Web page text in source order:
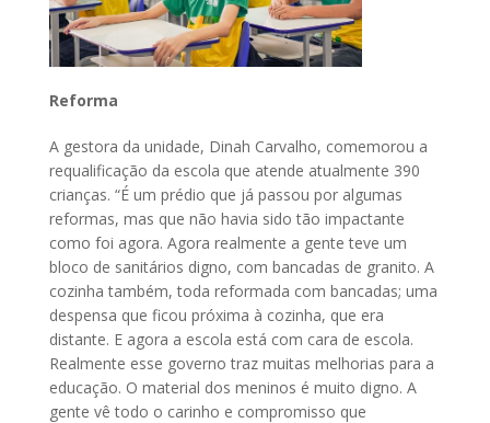
Reforma
A gestora da unidade, Dinah Carvalho, comemorou a
requalificação da escola que atende atualmente 390
crianças. “É um prédio que já passou por algumas
reformas, mas que não havia sido tão impactante
como foi agora. Agora realmente a gente teve um
bloco de sanitários digno, com bancadas de granito. A
cozinha também, toda reformada com bancadas; uma
despensa que ficou próxima à cozinha, que era
distante. E agora a escola está com cara de escola.
Realmente esse governo traz muitas melhorias para a
educação. O material dos meninos é muito digno. A
gente vê todo o carinho e compromisso que